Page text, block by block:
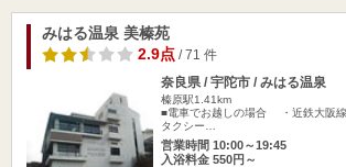
みはる温泉 美榛苑
2.9点/ 71 件
奈良県 / 宇陀市 / みはる温泉
榛原駅1.41km
■電車でお越しの場合 ・近鉄大
タクシー…
営業時間 10:00～19:45
入浴料金 550円～